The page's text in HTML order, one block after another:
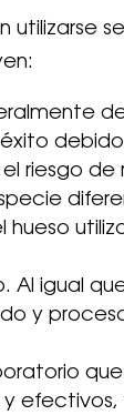
utilizarse
riesgo de
hueso
Al igual
y
y